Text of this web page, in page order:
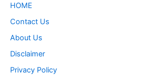
HOME
Contact Us
About Us
Disclaimer
Privacy Policy